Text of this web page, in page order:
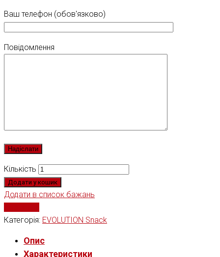
Ваш телефон (обов'язково)
Повідомлення
Кількість
Додати у кошик
Додати в список бажань
Категорія: EVOLUTION Snack
Опис
Характеристики